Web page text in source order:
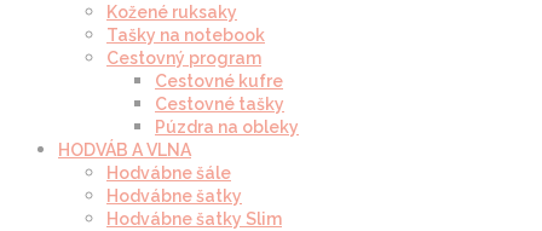
Kožené ruksaky
Tašky na notebook
Cestovný program
Cestovné kufre
Cestovné tašky
Púzdra na obleky
HODVÁB A VLNA
Hodvábne šále
Hodvábne šatky
Hodvábne šatky Slim